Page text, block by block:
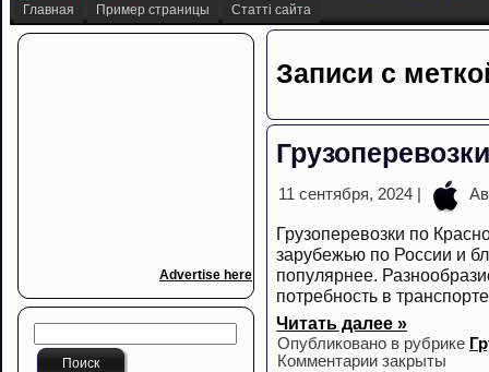
Главная Пример страницы Статті сайта
Advertise here
Записи с
11 сентября, 2024 |
Грузоперевозки по
зарубежью по России и
популярнее.
потребность в
Читать далее »
Опубликовано в рубрике
Комментарии закрыты